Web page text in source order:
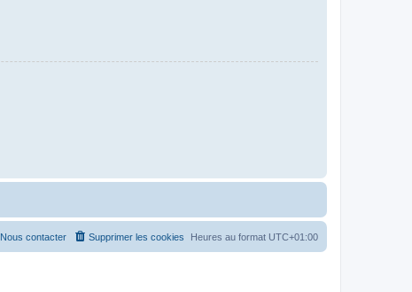
Heures au format UTC+01:00
Supprimer les cookies
Nous contacter